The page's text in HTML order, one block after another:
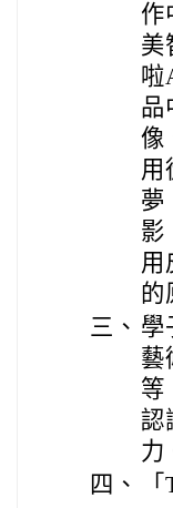
作
美
啦
品
像
用
夢
影
用
的
三、 學
藝
等
認
力
四、